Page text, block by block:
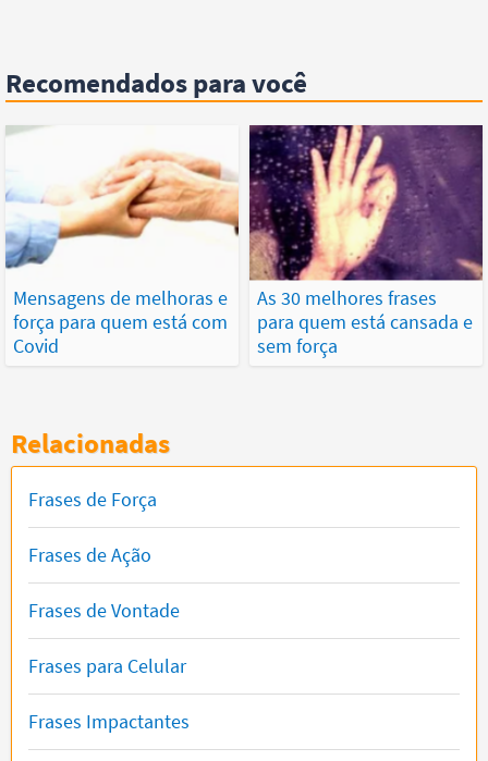
Recomendados para você
Mensagens de melhoras e
força para quem está com
Covid
As 30 melhores frases
para quem está cansada e
sem força
Relacionadas
Frases de Força
Frases de Ação
Frases de Vontade
Frases para Celular
Frases Impactantes